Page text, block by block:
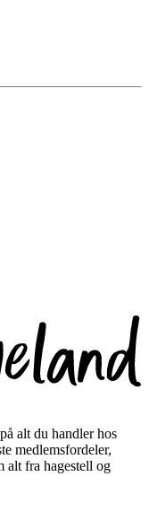
alt du handler hos
medlemsfordeler,
alt fra hagestell og